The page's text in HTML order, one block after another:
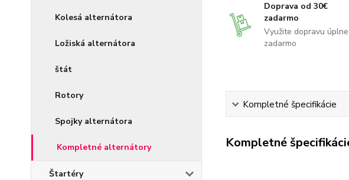
Kolesá alternátora
Ložiská alternátora
štát
Rotory
Spojky alternátora
Kompletné alternátory
Štartéry
Doprava od 30€
zadarmo
Využite dopravu úplne
zadarmo
Kompletné špecifikácie
Kompletné